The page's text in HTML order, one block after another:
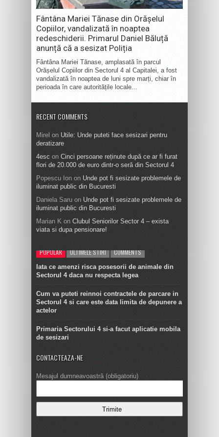
Fântâna Mariei Tănase din Orășelul
Copiilor, vandalizată în noaptea
redeschiderii. Primarul Daniel Băluță
anunță că a sesizat Poliția
Fântâna Mariei Tănase, amplasată în parcul
Orășelul Copiilor din Sectorul 4 al Capitalei, a fost
vandalizată în noaptea de luni spre marți, chiar în
perioada în care autoritățile locale...
RECENT COMMENTS
Mirel on Utile: Unde puteti face sesizari pentru
deratizare
4esc on Cinci persoane reținute după ce ar fi furat
flori de 20.000 de euro dintr-o seră din Sectorul 4
Popescu Ion on Unde pot fi sesizate problemele de
iluminat public din Bucuresti
Daniela Saru on Unde pot fi sesizate problemele de
iluminat public din Bucuresti
Marian K on Clubul Seniorilor Sector 4 – exista
viata si dupa pensionare!
POPULAR ULTIMELE STIRI COMMENTS
Iata ce amenzi risca posesorii de animale din
Sectorul 4 daca nu respecta legea
Cum va puteti reinnoi contractele de parcare in
Sectorul 4 si care este data limita de depunere a
actelor
Primaria Sectorului 4 si-a facut aplicatie mobila
de sesizari
CONTACTEAZA-NE
Mesajul dumneavoastră (obligatoriu)